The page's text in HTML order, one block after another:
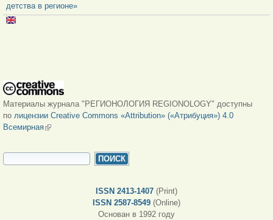
детства в регионе»
Материалы журнала "РЕГИОНОЛОГИЯ REGIONOLOGY" доступны
по лицензии Creative Commons «Attribution» («Атрибуция») 4.0
Всемирная(внешняя ссылка)
ФОРМА ПОИСКА
ISSN 2413-1407 (Print)
ISSN 2587-8549 (Online)
Основан в 1992 году